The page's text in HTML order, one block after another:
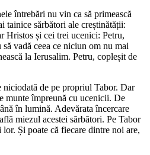
întrebări nu vin ca să primească
tainice sărbători ale creștinătății:
Hristos și cei trei ucenici: Petru,
vadă ceea ce niciun om nu mai
la Ierusalim. Petru, copleșit de
niciodată de pe propriul Tabor. Dar
munte împreună cu ucenicii. De
în lumină. Adevărata încercare
miezul acestei sărbători. Pe Tabor
Și poate că fiecare dintre noi are,